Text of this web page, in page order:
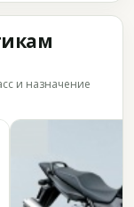
и назначение